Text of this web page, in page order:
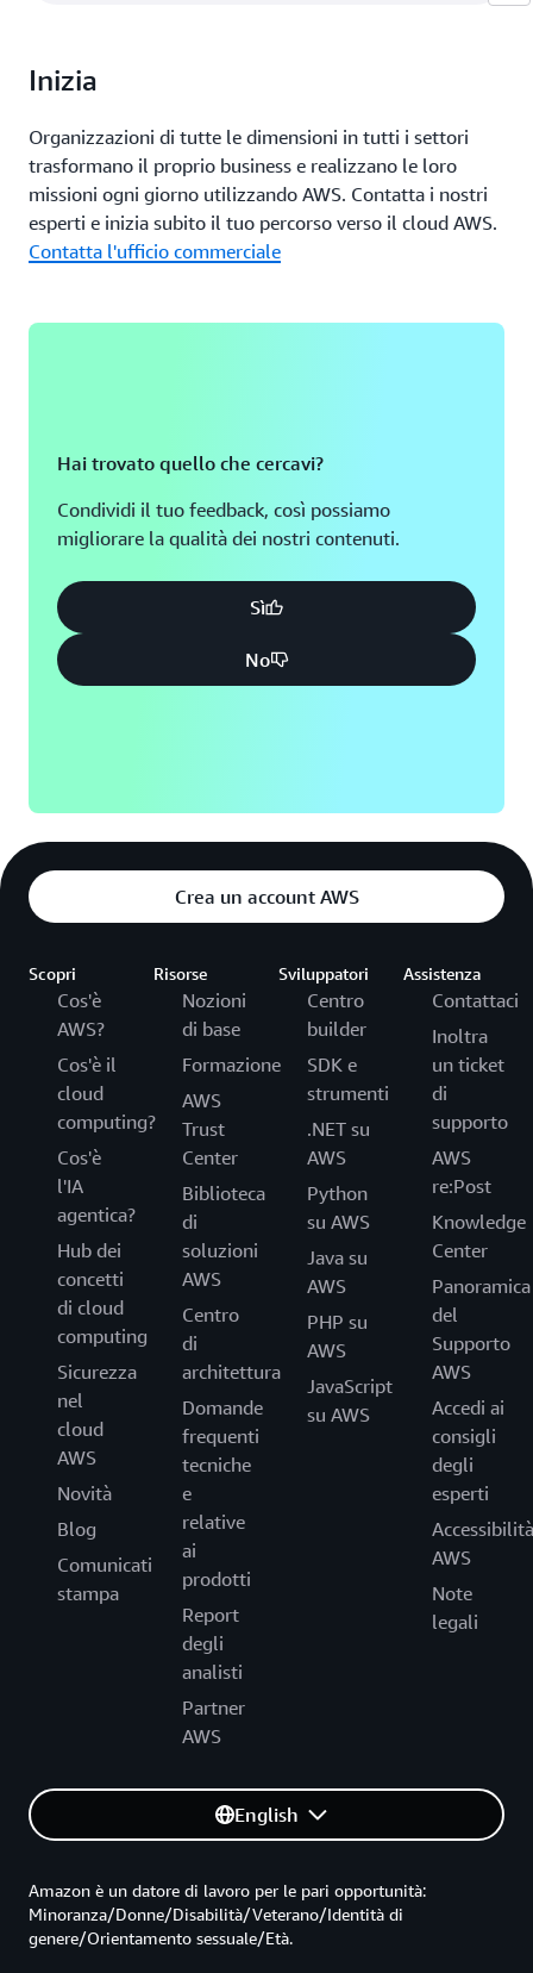
Inizia
Organizzazioni di tutte le dimensioni in tutti i settori
trasformano il proprio business e realizzano le loro
missioni ogni giorno utilizzando AWS. Contatta i nostri
esperti e inizia subito il tuo percorso verso il cloud AWS.
Contatta l'ufficio commerciale
Hai trovato quello che cercavi?
Condividi il tuo feedback, così possiamo
migliorare la qualità dei nostri contenuti.
Sì
No
Crea un account AWS
Scopri
Cos'è
AWS?
Cos'è il
cloud
computing?
Cos'è
l'IA
agentica?
Hub dei
concetti
di cloud
computing
Sicurezza
nel
cloud
AWS
Novità
Blog
Comunicati
stampa
Risorse
Nozioni
di base
Formazione
AWS
Trust
Center
Biblioteca
di
soluzioni
AWS
Centro
di
architettura
Domande
frequenti
tecniche
e
relative
ai
prodotti
Report
degli
analisti
Partner
AWS
Sviluppatori
Centro
builder
SDK e
strumenti
.NET su
AWS
Python
su AWS
Java su
AWS
PHP su
AWS
JavaScript
su AWS
Assistenza
Contattaci
Inoltra
un ticket
di
supporto
AWS
re:Post
Knowledge
Center
Panoramica
del
Supporto
AWS
Accedi ai
consigli
degli
esperti
Accessibilità
AWS
Note
legali
English
Amazon è un datore di lavoro per le pari opportunità:
Minoranza/Donne/Disabilità/Veterano/Identità di
genere/Orientamento sessuale/Età.